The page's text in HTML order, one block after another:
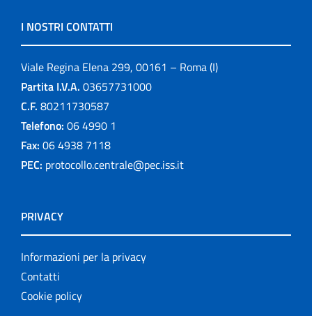
I NOSTRI CONTATTI
Viale Regina Elena 299, 00161 – Roma (I)
Partita I.V.A. 03657731000
C.F. 80211730587
Telefono: 06 4990 1
Fax: 06 4938 7118
PEC: protocollo.centrale@pec.iss.it
PRIVACY
Informazioni per la privacy
Contatti
Cookie policy